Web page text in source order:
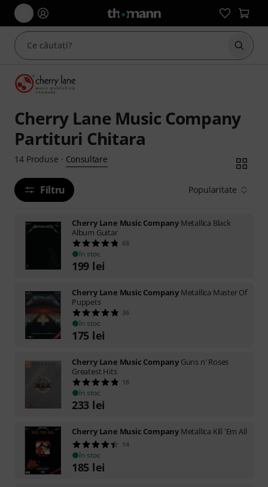
Cherry Lane Music Company
Partituri Chitara
14 Produse · Consultare
Filtru Popularitate
Cherry Lane Music Company Metallica Black
Album Guitar
68
în stoc
199 lei
Cherry Lane Music Company Metallica Master Of
Puppets
36
în stoc
175 lei
Cherry Lane Music Company Guns n' Roses
Greatest Hits
18
în stoc
233 lei
Cherry Lane Music Company Metallica Kill 'Em All
14
în stoc
185 lei